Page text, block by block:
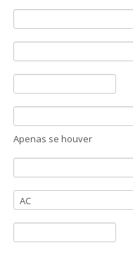
Apenas se houver